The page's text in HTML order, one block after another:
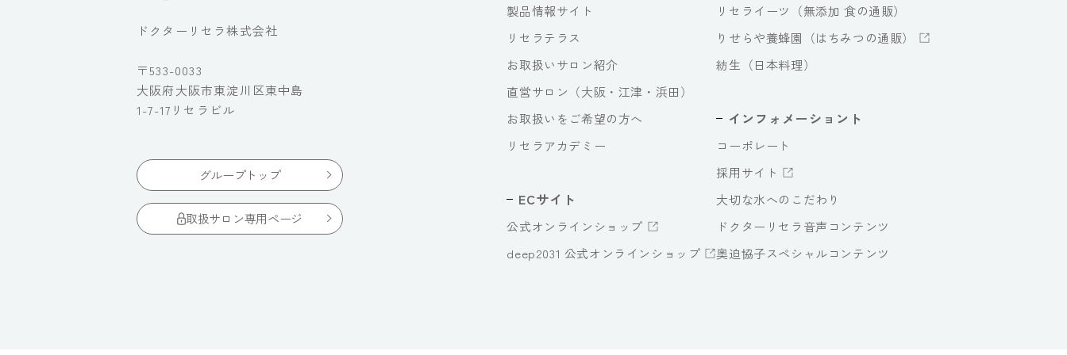
ドクターリセラ株式会社
〒533-0033
大阪府大阪市東淀川区東中島
1-7-17リセラビル
グループトップ
取扱サロン専用ページ
製品情報サイト
リセラテラス
お取扱いサロン紹介
直営サロン（大阪・江津・浜田）
お取扱いをご希望の方へ
リセラアカデミー
ECサイト
公式オンラインショップ
deep2031 公式オンラインショップ
リセライーツ（無添加 食の通販）
りせらや養蜂園（はちみつの通販）
紡生（日本料理）
インフォメーショント
コーポレート
採用サイト
大切な水へのこだわり
ドクターリセラ音声コンテンツ
奥迫協子スペシャルコンテンツ